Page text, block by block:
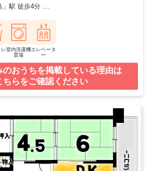
」駅 徒歩4分
室内洗濯機
置場
エレベータ
ー
のおうちを掲載している理由は
ちらをご確認ください